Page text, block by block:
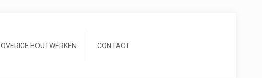
OVERIGE HOUTWERKEN CONTACT